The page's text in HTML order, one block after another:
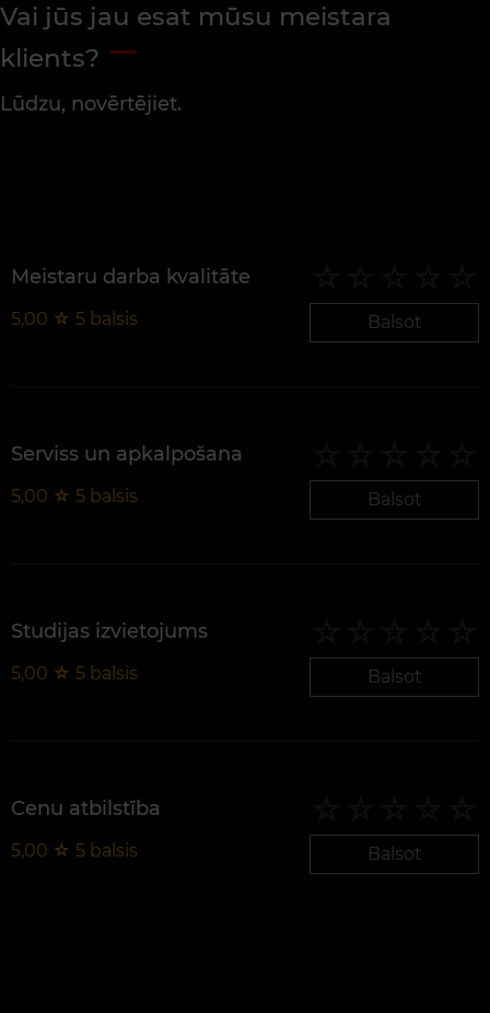
Vai jūs jau esat mūsu meistara
klients?
Lūdzu, novērtējiet.
Meistaru darba kvalitāte
5,00 ☆ 5 balsis Balsot
Serviss un apkalpošana
5,00 ☆ 5 balsis Balsot
Studijas izvietojums
5,00 ☆ 5 balsis Balsot
Cenu atbilstība
5,00 ☆ 5 balsis Balsot